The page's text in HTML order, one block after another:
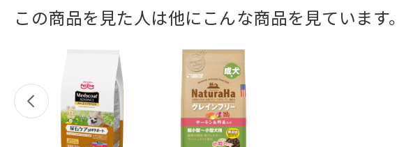
この商品を見た人は他にこんな商品を見ています。